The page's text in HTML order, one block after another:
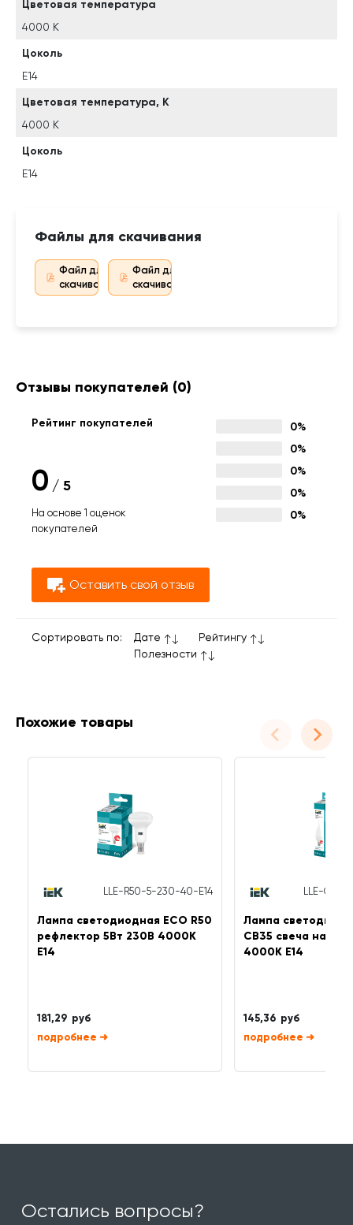
Цветовая температура
4000 К
Цоколь
E14
Цветовая температура, К
4000 К
Цоколь
E14
Файлы для скачивания
Файл для
скачивания
Файл для
скачивания
Отзывы покупателей (0)
Рейтинг покупателей
0 / 5
На основе 1 оценок
покупателей
0%
0%
0%
0%
0%
Оставить свой отзыв
Сортировать по: Дате
Рейтингу
Полезности
Похожие товары
LLE-R50-5-230-40-E14
Лампа светодиодная ECO R50
рефлектор 5Вт 230В 4000К
E14
181,29 руб
➜
LLE-
Лампа
CB35 свеча на
4000К E14
145,36 руб
➜
Остались вопросы?